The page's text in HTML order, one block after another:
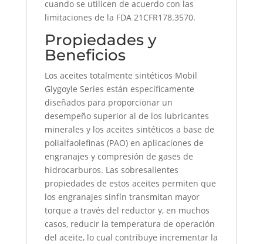
cuando se utilicen de acuerdo con las
limitaciones de la FDA 21CFR178.3570.
Propiedades y
Beneficios
Los aceites totalmente sintéticos Mobil
Glygoyle Series están específicamente
diseñados para proporcionar un
desempeño superior al de los lubricantes
minerales y los aceites sintéticos a base de
polialfaolefinas (PAO) en aplicaciones de
engranajes y compresión de gases de
hidrocarburos. Las sobresalientes
propiedades de estos aceites permiten que
los engranajes sinfín transmitan mayor
torque a través del reductor y, en muchos
casos, reducir la temperatura de operación
del aceite, lo cual contribuye incrementar la